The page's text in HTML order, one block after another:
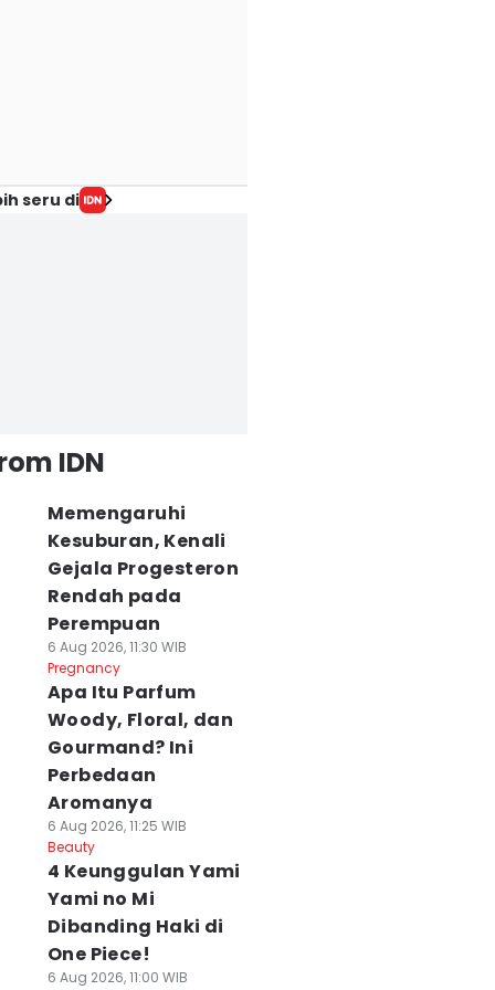
seru di
IDN
Memengaruhi
Kesuburan, Kenali
Gejala Progesteron
Rendah pada
Perempuan
6 Aug 2026, 11:30 WIB
Pregnancy
Apa Itu Parfum
Woody, Floral, dan
Gourmand? Ini
Perbedaan
Aromanya
6 Aug 2026, 11:25 WIB
Beauty
4 Keunggulan Yami
Yami no Mi
Dibanding Haki di
One Piece!
6 Aug 2026, 11:00 WIB